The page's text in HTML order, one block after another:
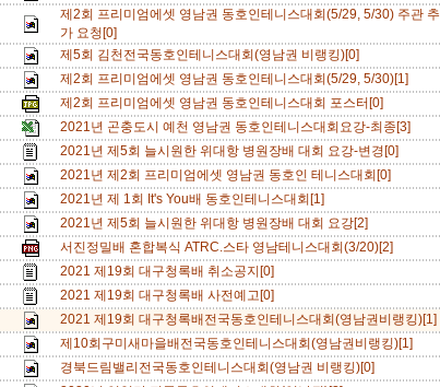
제2회 프리미엄에셋 영남권 동호인테니스대회(5/29, 5/30) 주관 추
가 요청[0]
제5회 김천전국동호인테니스대회(영남권 비랭킹)[0]
제2회 프리미엄에셋 영남권 동호인테니스대회(5/29, 5/30)[1]
제2회 프리미엄에셋 영남권 동호인테니스대회 포스터[0]
2021년 곤충도시 예천 영남권 동호인테니스대회요강-최종[3]
2021년 제5회 늘시원한 위대항 병원장배 대회 요강-변경[0]
2021년 제2회 프리미엄에셋 영남권 동호인 테니스대회[0]
2021년 제 1회 It's You배 동호인테니스대회[1]
2021년 제5회 늘시원한 위대항 병원장배 대회 요강[2]
서진정밀배 혼합복식 ATRC.스타 영남테니스대회(3/20)[2]
2021 제19회 대구청록배 취소공지[0]
2021 제19회 대구청록배 사전예고[0]
2021 제19회 대구청록배전국동호인테니스대회(영남권비랭킹)[1]
제10회구미새마을배전국동호인테니스대회(영남권비랭킹)[1]
경북드림밸리전국동호인테니스대회(영남권 비랭킹)[0]